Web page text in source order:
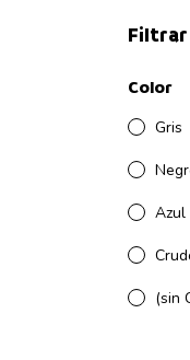
Color
Gris
Azul
(sin